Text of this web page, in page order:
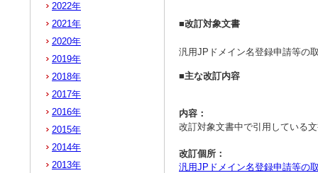
■改訂対象文書
汎用JPドメイン名登録申請等の
■主な改訂内容
内容：
改訂対象文書中で引用している
改訂個所：
汎用JPドメイン名登録申請等の
2022年
2021年
2020年
2019年
2018年
2017年
2016年
2015年
2014年
2013年